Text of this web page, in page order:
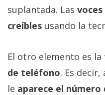
suplantada. Las voces
creíbles usando la
El otro elemento es la
de teléfono. Es
le aparece el